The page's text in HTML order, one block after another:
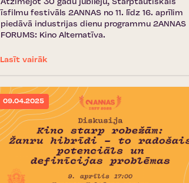
Atzīmējot 30 gadu jubileju, Starptautiskais
īsfilmu festivāls 2ANNAS no 11. līdz 16. aprīlim
piedāvā industrijas dienu programmu 2ANNAS
FORUMS: Kino Alternatīva.
Lasīt vairāk
09.04.2025